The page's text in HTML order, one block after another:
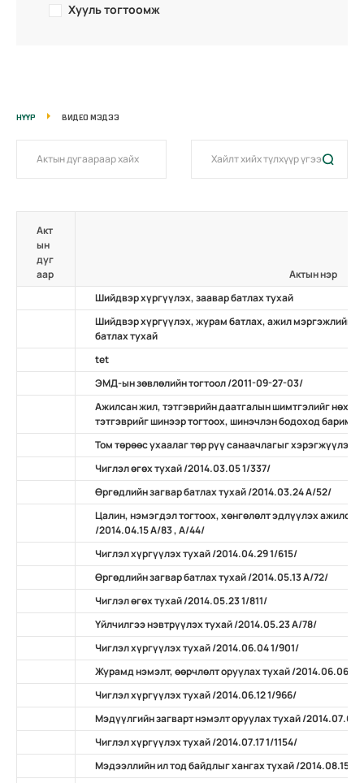
Хууль тогтоомж
НҮҮР ВИДЕО МЭДЭЭ
Акт
ын
дуг
аар
Актын нэр
Шийдвэр хүргүүлэх, заавар батлах тухай
Шийдвэр хүргүүлэх, журам батлах, ажил мэргэжлийн
батлах тухай
tet
ЭМД-ын зөвлөлийн тогтоол /2011-09-27-03/
Ажилсан жил, тэтгэврийн даатгалын шимтгэлийг нөхөн
тэтгэврийг шинээр тогтоох, шинэчлэн бодоход
Том төрөөс ухаалаг төр рүү санаачлагыг хэрэгжүүлэх
Чиглэл өгөх тухай /2014.03.05 1/337/
Өргөдлийн загвар батлах тухай /2014.03.24 А/52/
Цалин, нэмэгдэл тогтоох, хөнгөлөлт эдлүүлэх
/2014.04.15 А/83 , А/44/
Чиглэл хүргүүлэх тухай /2014.04.29 1/615/
Өргөдлийн загвар батлах тухай /2014.05.13 А/72/
Чиглэл өгөх тухай /2014.05.23 1/811/
Үйлчилгээ нэвтрүүлэх тухай /2014.05.23 А/78/
Чиглэл хүргүүлэх тухай /2014.06.04 1/901/
Журамд нэмэлт, өөрчлөлт оруулах тухай /2014.06.06
Чиглэл хүргүүлэх тухай /2014.06.12 1/966/
Мэдүүлгийн загварт нэмэлт оруулах тухай /2014.07.07
Чиглэл хүргүүлэх тухай /2014.07.17 1/1154/
Мэдээллийн ил тод байдлыг хангах тухай /2014.08.15